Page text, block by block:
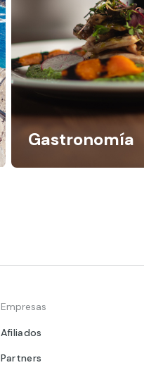
Gastronomía
Empresas
Afiliados
Partners